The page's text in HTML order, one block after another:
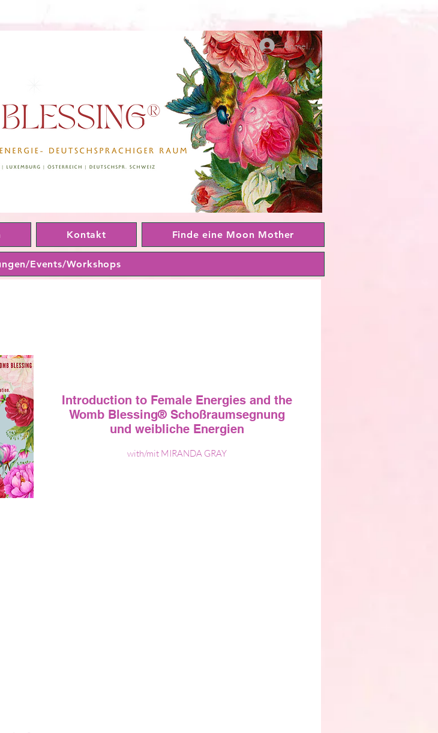
Anmelden
Kontakt Finde eine Moon Mother
Events/Workshops
Introduction to Female Energies and the
Womb Blessing® Schoßraumsegnung
und weibliche Energien
with/mit MIRANDA GRAY